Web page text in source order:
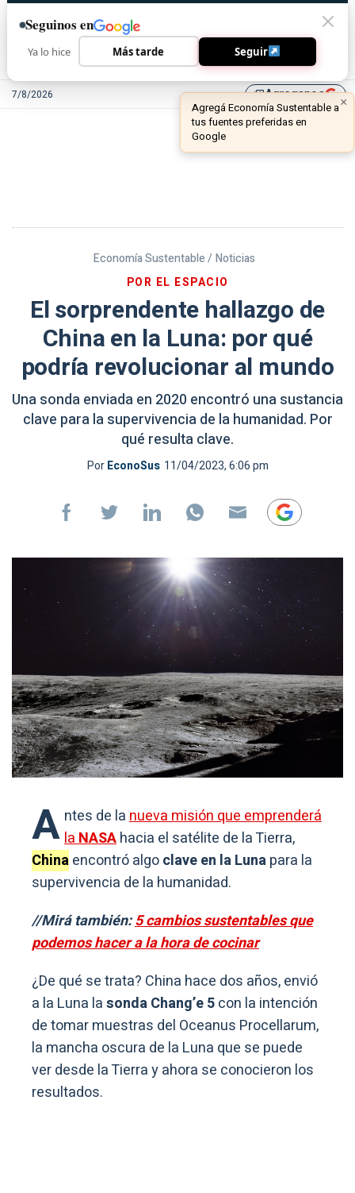
7/8/2026 library_addAgreganos
Economía Sustentable / Noticias
POR EL ESPACIO
El sorprendente hallazgo de
China en la Luna: por qué
podría revolucionar al mundo
Una sonda enviada en 2020 encontró una sustancia
clave para la supervivencia de la humanidad. Por
qué resulta clave.
PorEconoSus 11/04/2023, 6:06 pm
A ntes de lanueva misión que emprenderá
laNASAhacia el satélite de la Tierra,
Chinaencontró algoclave en la Lunapara la
supervivencia de la humanidad.
//Mirá también:5 cambios sustentables que
podemos hacer a la hora de cocinar
¿De qué se trata? China hace dos años, envió
a la Luna lasonda Chang’e 5con la intención
de tomar muestras del Oceanus Procellarum,
la mancha oscura de la Luna que se puede
ver desde la Tierra y ahora se conocieron los
resultados.
Seguinos en
Ya lo hice Más tarde Seguir